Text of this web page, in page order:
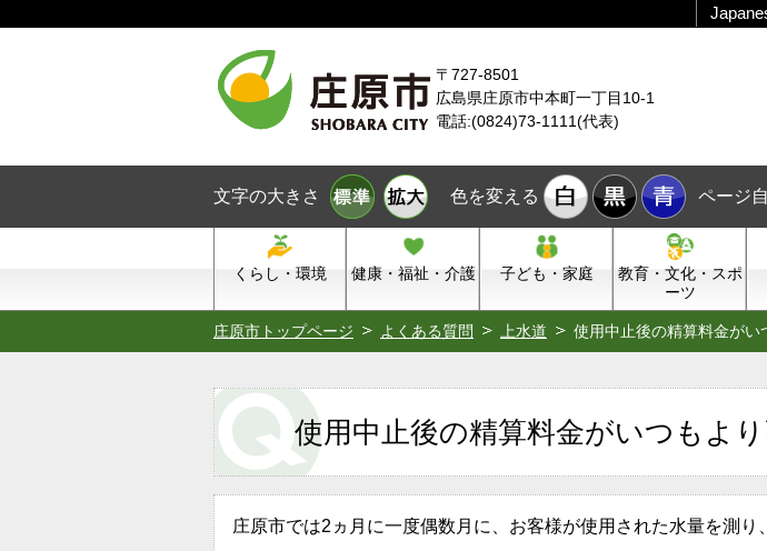
〒727-8501
広島県庄原市中本町一丁目10-1
電話:(0824)73-1111(代表)
文字の大きさ 色を変える ページ
くらし・環境 健康・福祉・介護 子ども・家庭
教育・文化・スポ
ーツ
庄原市トップページ よくある質問 上水道 使用中止後の精算料金が
使用中止後の精算料金がいつもよ
庄原市では2ヵ月に一度偶数月に、お客様が使用された水量を測り